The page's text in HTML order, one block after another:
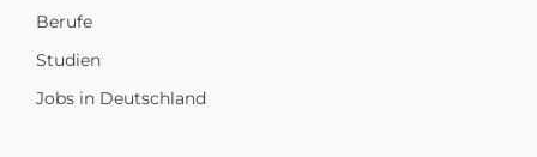
Berufe
Studien
Jobs in Deutschland